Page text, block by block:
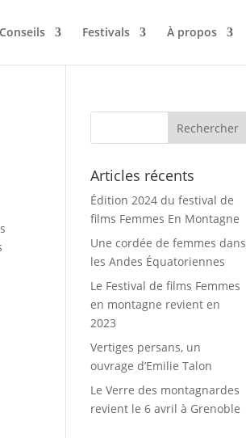
Conseils Festivals À propos
Articles récents
Édition 2024 du festival de
films Femmes En Montagne
Une cordée de femmes dans
les Andes Équatoriennes
Le Festival de films Femmes
en montagne revient en
2023
Vertiges persans, un
ouvrage d’Emilie Talon
Le Verre des montagnardes
revient le 6 avril à Grenoble